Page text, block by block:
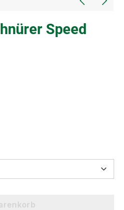
Speed